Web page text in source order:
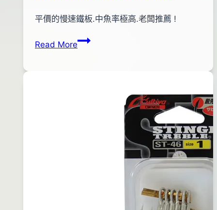
Bybc
shop
2014
11
平價的慢速鐵板.中魚率極高.老闆推薦 !
Read More莎